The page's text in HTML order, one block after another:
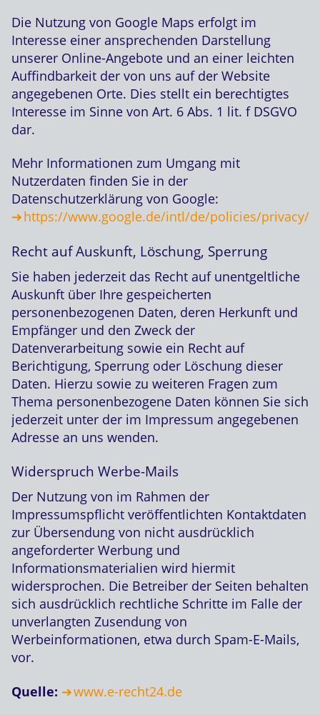
Die Nutzung von Google Maps erfolgt im
Interesse einer ansprechenden Darstellung
unserer Online-Angebote und an einer leichten
Auffindbarkeit der von uns auf der Website
angegebenen Orte. Dies stellt ein berechtigtes
Interesse im Sinne von Art. 6 Abs. 1 lit. f DSGVO
dar.
Mehr Informationen zum Umgang mit
Nutzerdaten finden Sie in der
Datenschutzerklärung von Google:
https://www.google.de/intl/de/policies/privacy/
Recht auf Auskunft, Löschung, Sperrung
Sie haben jederzeit das Recht auf unentgeltliche
Auskunft über Ihre gespeicherten
personenbezogenen Daten, deren Herkunft und
Empfänger und den Zweck der
Datenverarbeitung sowie ein Recht auf
Berichtigung, Sperrung oder Löschung dieser
Daten. Hierzu sowie zu weiteren Fragen zum
Thema personenbezogene Daten können Sie sich
jederzeit unter der im Impressum angegebenen
Adresse an uns wenden.
Widerspruch Werbe-Mails
Der Nutzung von im Rahmen der
Impressumspflicht veröffentlichten Kontaktdaten
zur Übersendung von nicht ausdrücklich
angeforderter Werbung und
Informationsmaterialien wird hiermit
widersprochen. Die Betreiber der Seiten behalten
sich ausdrücklich rechtliche Schritte im Falle der
unverlangten Zusendung von
Werbeinformationen, etwa durch Spam-E-Mails,
vor.
Quelle:
www.e-recht24.de